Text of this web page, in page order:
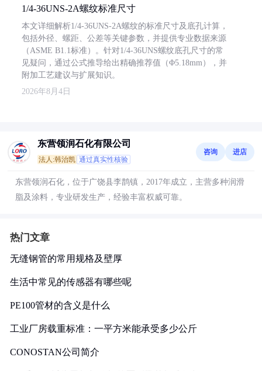
1/4-36UNS-2A螺纹标准尺寸
本文详细解析1/4-36UNS-2A螺纹的标准尺寸及底孔计算，
包括外径、螺距、公差等关键参数，并提供专业数据来源
（ASME B1.1标准）。针对1/4-36UNS螺纹底孔尺寸的常
见疑问，通过公式推导给出精确推荐值（Φ5.18mm），并
附加工艺建议与扩展知识。
2026年8月4日
东营领润石化有限公司
法人:韩治凯 通过真实性核验
咨询 进店
东营领润石化，位于广饶县李鹊镇，2017年成立，主营多种润滑
脂及涂料，专业研发生产，经验丰富权威可靠。
热门文章
无缝钢管的常用规格及壁厚
生活中常见的传感器有哪些呢
PE100管材的含义是什么
工业厂房载重标准：一平方米能承受多少公斤
CONOSTAN公司简介